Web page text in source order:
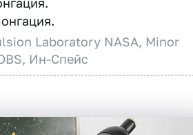
Laboratory NASA, Minor
Ин-Спейс